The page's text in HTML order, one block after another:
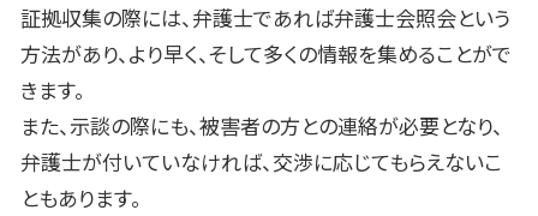
証拠収集の際には、弁護士であれば弁護士会照会という
方法があり、より早く、そして多くの情報を集めることがで
きます。
また、示談の際にも、被害者の方との連絡が必要となり、
弁護士が付いていなければ、交渉に応じてもらえないこ
ともあります。